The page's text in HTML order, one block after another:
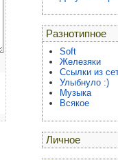
Разнотипное
Soft
Железяки
Ссылки из
Улыбнуло :)
Музыка
Всякое
Личное